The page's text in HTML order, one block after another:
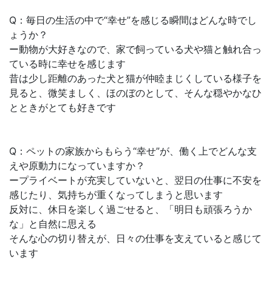
Q：毎日の生活の中で“幸せ”を感じる瞬間はどんな時でし
ょうか？
ー動物が大好きなので、家で飼っている犬や猫と触れ合っ
ている時に幸せを感じます
昔は少し距離のあった犬と猫が仲睦まじくしている様子を
見ると、微笑ましく、ほのぼのとして、そんな穏やかなひ
とときがとても好きです
Q：ペットの家族からもらう“幸せ”が、働く上でどんな支
えや原動力になっていますか？
ープライベートが充実していないと、翌日の仕事に不安を
感じたり、気持ちが重くなってしまうと思います
反対に、休日を楽しく過ごせると、「明日も頑張ろうか
な」と自然に思える
そんな心の切り替えが、日々の仕事を支えていると感じて
います